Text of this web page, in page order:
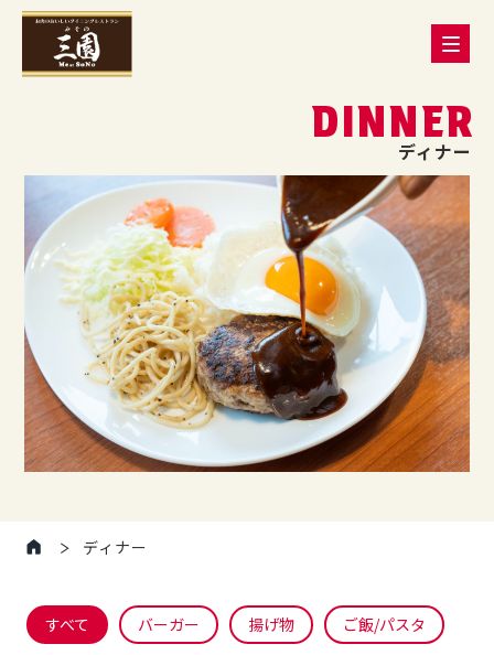
DINNER
ディナー
ディナー
すべて バーガー 揚げ物 ご飯/パスタ